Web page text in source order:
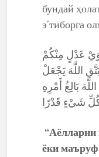
бундай
э’тиборга
عَدْلٍ مِنْكُمْ
اللَّهَ يَجْعَلْ
بَالِغُ أَمْرِهِ
“Аёлларни
ёки